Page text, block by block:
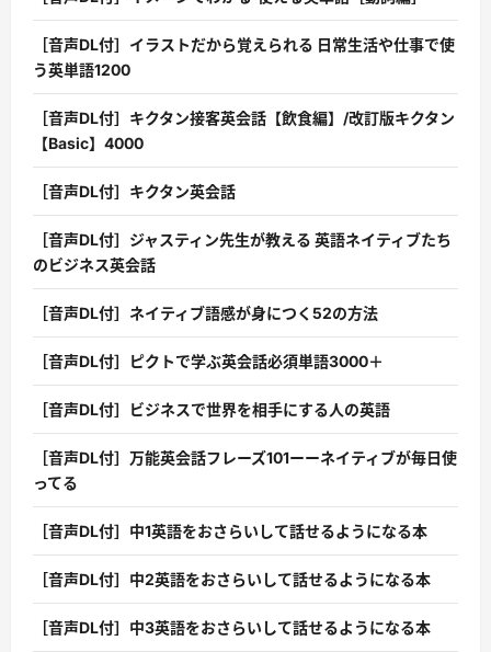
［音声DL付］イラストだから覚えられる 日常生活や仕事で使
う英単語1200
［音声DL付］キクタン接客英会話【飲食編】/改訂版キクタン
【Basic】4000
［音声DL付］キクタン英会話
［音声DL付］ジャスティン先生が教える 英語ネイティブたち
のビジネス英会話
［音声DL付］ネイティブ語感が身につく52の方法
［音声DL付］ピクトで学ぶ英会話必須単語3000＋
［音声DL付］ビジネスで世界を相手にする人の英語
［音声DL付］万能英会話フレーズ101ーーネイティブが毎日使
ってる
［音声DL付］中1英語をおさらいして話せるようになる本
［音声DL付］中2英語をおさらいして話せるようになる本
［音声DL付］中3英語をおさらいして話せるようになる本